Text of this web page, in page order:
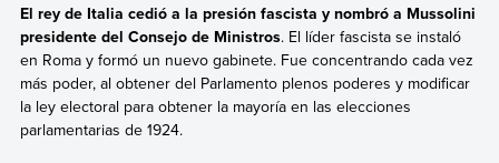
El rey de Italia cedió a la presión fascista y nombró a Mussolini
presidente del Consejo de Ministros. El líder fascista se instaló
en Roma y formó un nuevo gabinete. Fue concentrando cada vez
más poder, al obtener del Parlamento plenos poderes y modificar
la ley electoral para obtener la mayoría en las elecciones
parlamentarias de 1924.